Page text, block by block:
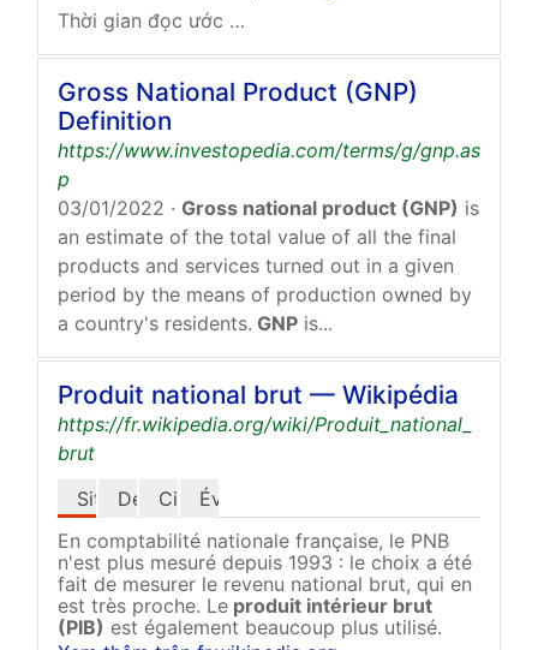
Thời gian đọc ước tính: 3 phút
Gross National Product (GNP)
Definition
https://www.investopedia.com/terms/g/gnp.as
p
03/01/2022 · Gross national product (GNP) is
an estimate of the total value of all the final
products and services turned out in a given
period by the means of production owned by
a country's residents. GNP is...
Produit national brut — Wikipédia
https://fr.wikipedia.org/wiki/Produit_national_
brut
Situation actuelle
Définition
CitationÉvolution
En comptabilité nationale française, le PNB
n'est plus mesuré depuis 1993 : le choix a été
fait de mesurer le revenu national brut, qui en
est très proche. Le produit intérieur brut
(PIB) est également beaucoup plus utilisé.